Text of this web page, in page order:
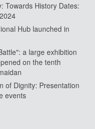
Towards History Dates:
Hub launched in
a large exhibition
on the tenth
of Dignity: Presentation
events